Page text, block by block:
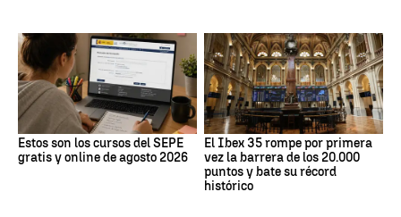
Estos son los cursos del SEPE
gratis y online de agosto 2026
El Ibex 35 rompe por primera
vez la barrera de los 20.000
puntos y bate su récord
histórico